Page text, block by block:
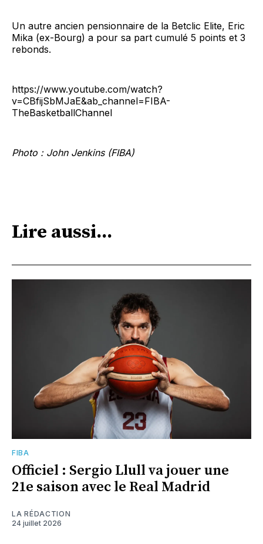
Un autre ancien pensionnaire de la Betclic Elite, Eric
Mika (ex-Bourg) a pour sa part cumulé 5 points et 3
rebonds.
https://www.youtube.com/watch?
v=CBfijSbMJaE&ab_channel=FIBA-
TheBasketballChannel
Photo : John Jenkins (FIBA)
Lire aussi...
FIBA
Officiel : Sergio Llull va jouer une
21e saison avec le Real Madrid
LA RÉDACTION
24 juillet 2026